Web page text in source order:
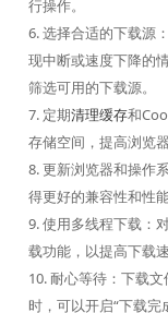
行操作。
6. 选择合适的下载源
现中断或速度下降的
筛选可用的下载源。
7. 定期清理缓存和
存储空间，提高浏览器
8. 更新浏览器和操作
得更好的兼容性和性能
9. 使用多线程下载：
载功能，以提高下载速
10. 耐心等待：下载
时，可以开启“下载完